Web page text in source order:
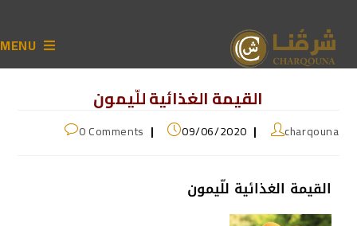
MENU
القيمة الغذائية للّيمون
charqouna
09/06/2020
0 Comments
القيمة الغذائية للّيمون